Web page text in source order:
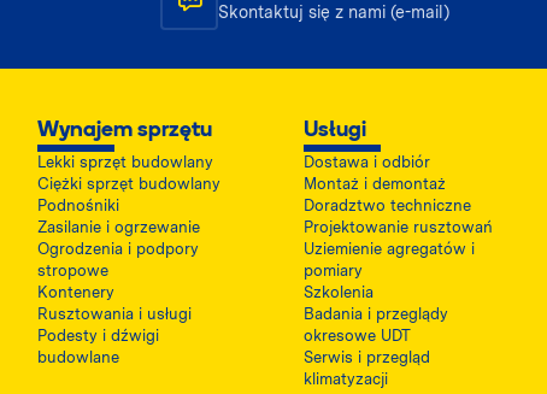
Skontaktuj się z nami (e-mail)
Wynajem sprzętu
Lekki sprzęt budowlany
Ciężki sprzęt budowlany
Podnośniki
Zasilanie i ogrzewanie
Ogrodzenia i podpory
stropowe
Kontenery
Rusztowania i usługi
Podesty i dźwigi
budowlane
Usługi
Dostawa i odbiór
Montaż i demontaż
Doradztwo techniczne
Projektowanie rusztowań
Uziemienie agregatów i
pomiary
Szkolenia
Badania i przeglądy
okresowe UDT
Serwis i przegląd
klimatyzacji